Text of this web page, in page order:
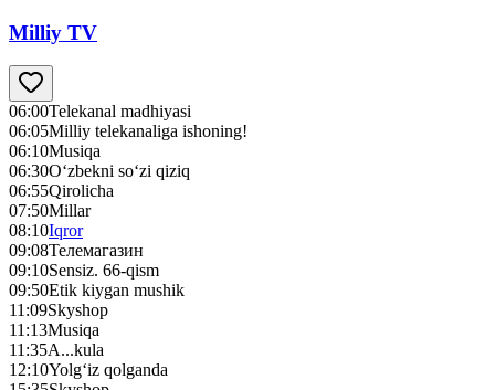
Milliy TV
06:00Telekanal madhiyasi
06:05Milliy telekanaliga ishoning!
06:10Musiqa
06:30O‘zbekni so‘zi qiziq
06:55Qirolicha
07:50Millar
08:10Iqror
09:08Телемагазин
09:10Sensiz. 66-qism
09:50Etik kiygan mushik
11:09Skyshop
11:13Musiqa
11:35A...kula
12:10Yolg‘iz qolganda